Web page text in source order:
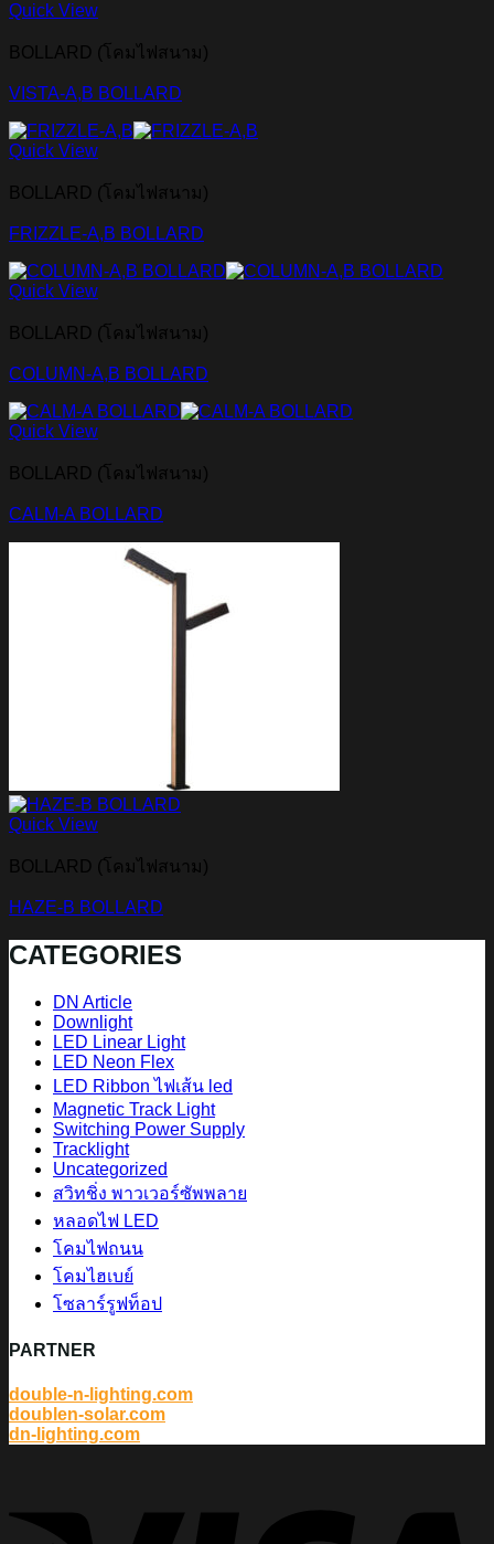
Quick View
BOLLARD (โคมไฟสนาม)
VISTA-A,B BOLLARD
Quick View
BOLLARD (โคมไฟสนาม)
FRIZZLE-A,B BOLLARD
Quick View
BOLLARD (โคมไฟสนาม)
COLUMN-A,B BOLLARD
Quick View
BOLLARD (โคมไฟสนาม)
CALM-A BOLLARD
Quick View
BOLLARD (โคมไฟสนาม)
HAZE-B BOLLARD
CATEGORIES
DN Article
Downlight
LED Linear Light
LED Neon Flex
LED Ribbon ไฟเส้น led
Magnetic Track Light
Switching Power Supply
Tracklight
Uncategorized
สวิทชิ่ง พาวเวอร์ซัพพลาย
หลอดไฟ LED
โคมไฟถนน
โคมไฮเบย์
โซลาร์รูฟท็อป
PARTNER
double-n-lighting.com
doublen-solar.com
dn-lighting.com